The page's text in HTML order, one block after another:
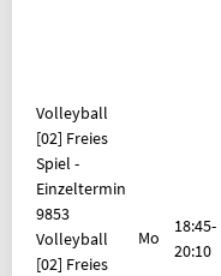
Volleyball
[02] Freies
Spiel -
Einzeltermin
9853
Volleyball
[02] Freies
Mo
18:45-
20:10